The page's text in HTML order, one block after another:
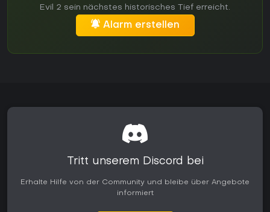
Evil 2 sein nächstes historisches Tief erreicht.
Alarm erstellen
Tritt unserem Discord bei
Erhalte Hilfe von der Community und bleibe über Angebote
informiert